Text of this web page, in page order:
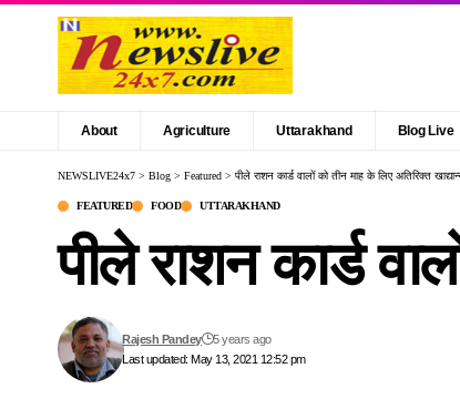
About Agriculture Uttarakhand Blog Live
NEWSLIVE24x7 > Blog > Featured > पीले राशन कार्ड वालों को तीन माह के लिए अतिरिक्त
FEATURED FOOD UTTARAKHAND
पीले राशन कार्ड
Last updated: May 13, 2021 12:52 pm
Rajesh Pandey 5 years ago